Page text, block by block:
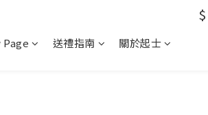
$
送禮指南 關於起士